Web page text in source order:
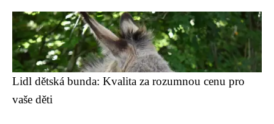
Lidl dětská bunda: Kvalita za rozumnou cenu pro
vaše děti